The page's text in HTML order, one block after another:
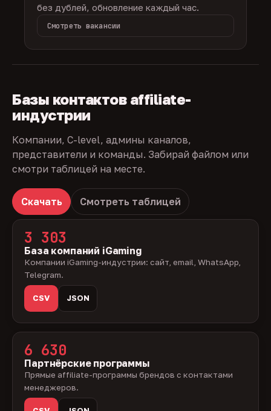
без дублей, обновление каждый час.
Смотреть вакансии
Базы контактов affiliate-
индустрии
Компании, C-level, админы каналов,
представители и команды. Забирай файлом или
смотри таблицей на месте.
Скачать Смотреть таблицей
3 303
База компаний iGaming
Компании iGaming-индустрии: сайт, email, WhatsApp,
Telegram.
CSV JSON
6 630
Партнёрские программы
Прямые affiliate-программы брендов с контактами
менеджеров.